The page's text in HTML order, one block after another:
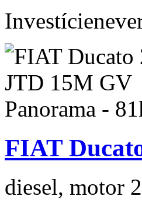
Investície
FIAT
diesel, motor